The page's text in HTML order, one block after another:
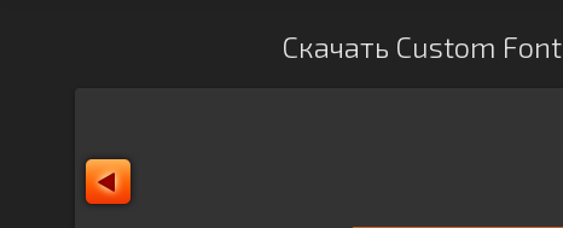
Скачать Custom